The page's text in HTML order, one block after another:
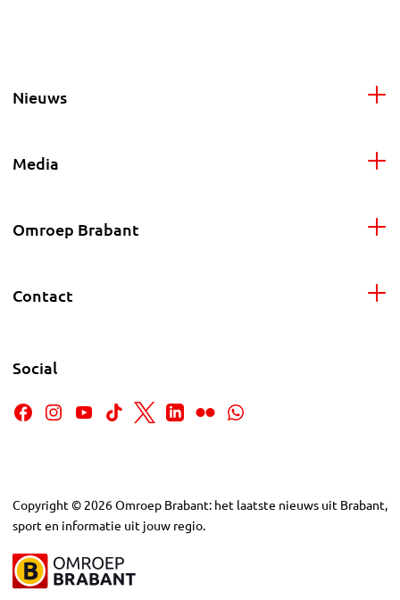
Nieuws
Media
Omroep Brabant
Contact
Social
Copyright © 2026Omroep Brabant: het laatste nieuws uit Brabant,
sport en informatie uit jouw regio.